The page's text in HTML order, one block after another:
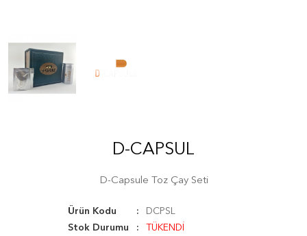
D-CAPSUL
D-Capsule Toz Çay Seti
Ürün Kodu
DCPSL
Stok Durumu
TÜKENDİ